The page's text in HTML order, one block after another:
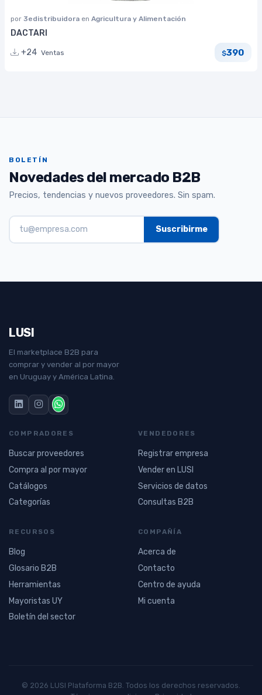
por 3edistribuidora en Agricultura y Alimentación
DACTARI
+24 Ventas $390
BOLETÍN
Novedades del mercado B2B
Precios, tendencias y nuevos proveedores. Sin spam.
LUSI
El marketplace B2B para
comprar y vender al por mayor
en Uruguay y América Latina.
COMPRADORES
Buscar proveedores
Compra al por mayor
Catálogos
Categorías
VENDEDORES
Registrar empresa
Vender en LUSI
Servicios de datos
Consultas B2B
RECURSOS
Blog
Glosario B2B
Herramientas
Mayoristas UY
Boletín del sector
COMPAÑÍA
Acerca de
Contacto
Centro de ayuda
Mi cuenta
© 2026 LUSI Plataforma B2B. Todos los derechos reservados.